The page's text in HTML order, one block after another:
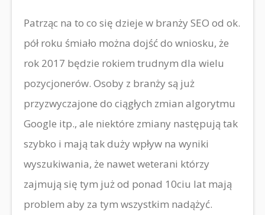
Patrząc na to co się dzieje w branży SEO od ok.
pół roku śmiało można dojść do wniosku, że
rok 2017 będzie rokiem trudnym dla wielu
pozycjonerów. Osoby z branży są już
przyzwyczajone do ciągłych zmian algorytmu
Google itp., ale niektóre zmiany następują tak
szybko i mają tak duży wpływ na wyniki
wyszukiwania, że nawet weterani którzy
zajmują się tym już od ponad 10ciu lat mają
problem aby za tym wszystkim nadążyć.